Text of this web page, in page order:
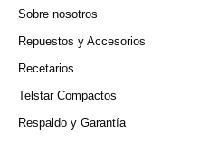
Sobre nosotros
Repuestos y Accesorios
Recetarios
Telstar Compactos
Respaldo y Garantía